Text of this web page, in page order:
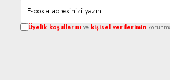
Üyelik koşullarını ve kişisel verilerimin